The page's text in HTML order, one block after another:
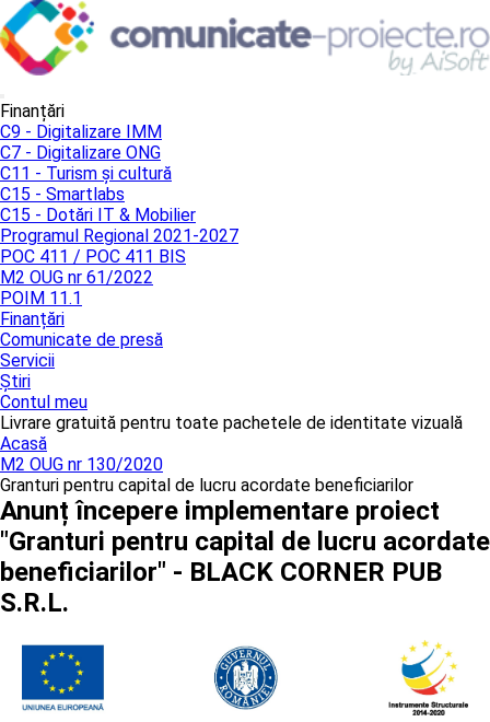
Finanțări
C9 - Digitalizare IMM
C7 - Digitalizare ONG
C11 - Turism și cultură
C15 - Smartlabs
C15 - Dotări IT & Mobilier
Programul Regional 2021-2027
POC 411 / POC 411 BIS
M2 OUG nr 61/2022
POIM 11.1
Finanțări
Comunicate de presă
Servicii
Știri
Contul meu
Livrare gratuită pentru toate pachetele de identitate vizuală
Acasă
M2 OUG nr 130/2020
Granturi pentru capital de lucru acordate beneficiarilor
Anunț începere implementare proiect
"Granturi pentru capital de lucru acordate
beneficiarilor" - BLACK CORNER PUB
S.R.L.